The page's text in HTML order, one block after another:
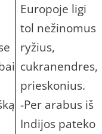
Europoje ligi
tol nežinomus
ryžius,
cukranendres,
prieskonius.
-Per arabus iš
Indijos pateko